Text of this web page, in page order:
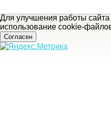
Для улучшения работы
использование cookie-
Согласен